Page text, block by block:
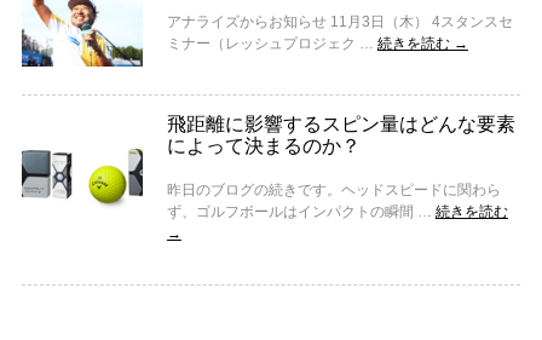
アナライズからお知らせ 11月3日（木） 4スタンスセ
ミナー（レッシュプロジェク … 続きを読む →
飛距離に影響するスピン量はどんな要素
によって決まるのか？
昨日のブログの続きです。ヘッドスピードに関わら
ず、ゴルフボールはインパクトの瞬間 … 続きを読む
→